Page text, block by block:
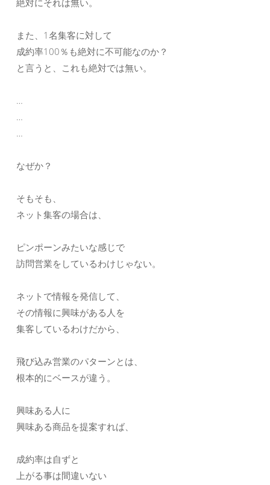
絶対にそれは無い。
また、1名集客に対して
成約率100％も絶対に不可能なのか？
と言うと、これも絶対では無い。
…
…
…
なぜか？
そもそも、
ネット集客の場合は、
ピンポーンみたいな感じで
訪問営業をしているわけじゃない。
ネットで情報を発信して、
その情報に興味がある人を
集客しているわけだから、
飛び込み営業のパターンとは、
根本的にベースが違う。
興味ある人に
興味ある商品を提案すれば、
成約率は自ずと
上がる事は間違いない